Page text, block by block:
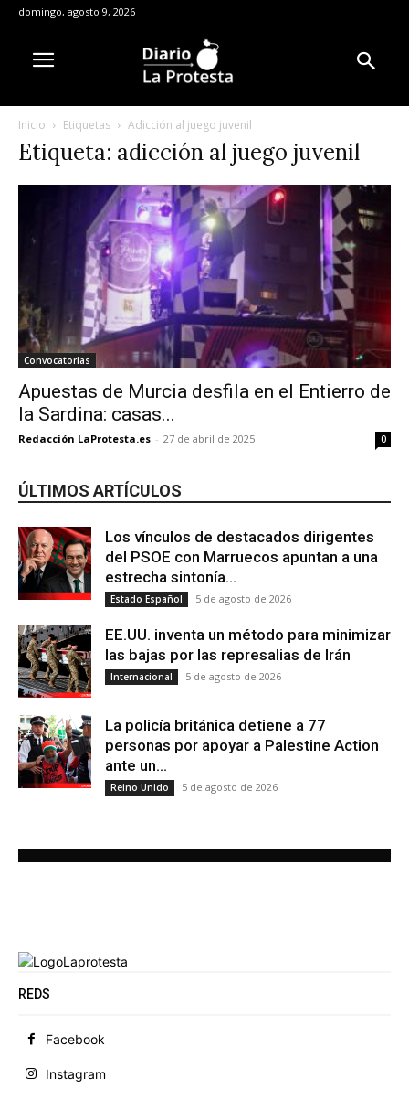
domingo, agosto 9, 2026
Inicio Etiquetas Adicción al juego juvenil
Etiqueta: adicción al juego juvenil
Convocatorias
Apuestas de Murcia desfila en el Entierro de
la Sardina: casas...
Redacción LaProtesta.es - 27 de abril de 2025 0
ÚLTIMOS ARTÍCULOS
Los vínculos de destacados dirigentes
del PSOE con Marruecos apuntan a una
estrecha sintonía...
Estado Español 5 de agosto de 2026
EE.UU. inventa un método para minimizar
las bajas por las represalias de Irán
Internacional 5 de agosto de 2026
La policía británica detiene a 77
personas por apoyar a Palestine Action
ante un...
Reino Unido 5 de agosto de 2026
REDS
Facebook
Instagram